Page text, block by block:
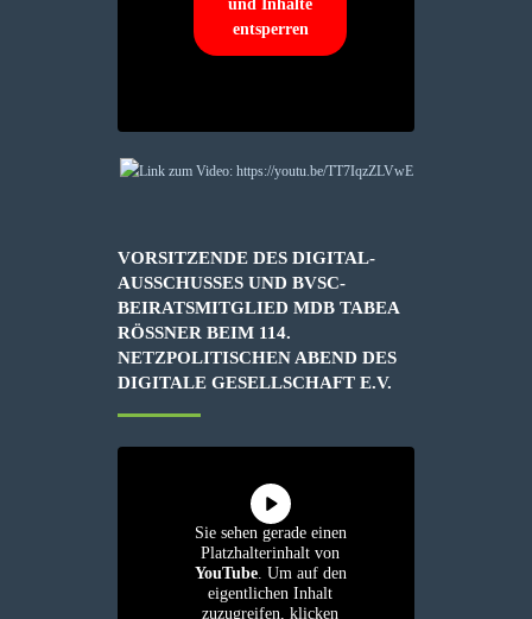
und Inhalte
entsperren
VORSITZENDE DES DIGITAL-
AUSSCHUSSES UND BVSC-
BEIRATSMITGLIED MDB TABEA
RÖSSNER BEIM 114. N
ETZPOLITISCHEN ABEND DES D
IGITALE GESELLSCHAFT E.V.
Sie sehen gerade einen
Platzhalterinhalt von
YouTube. Um auf den
eigentlichen Inhalt
zuzugreifen, klicken